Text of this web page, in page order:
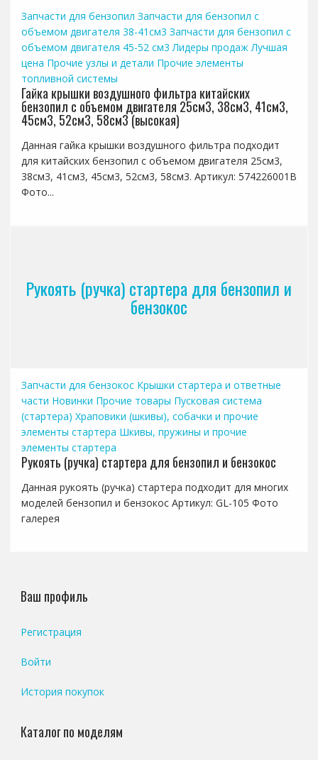
Запчасти для бензопил Запчасти для бензопил с
объемом двигателя 38-41см3 Запчасти для бензопил с
объемом двигателя 45-52 см3 Лидеры продаж Лучшая
цена Прочие узлы и детали Прочие элементы
топливной системы
Гайка крышки воздушного фильтра китайских
бензопил с объемом двигателя 25см3, 38см3, 41см3,
45см3, 52см3, 58см3 (высокая)
Данная гайка крышки воздушного фильтра подходит
для китайских бензопил с объемом двигателя 25см3,
38см3, 41см3, 45см3, 52см3, 58см3. Артикул: 574226001B
Фото...
Рукоять (ручка) стартера для бензопил и
бензокос
Запчасти для бензокос Крышки стартера и ответные
части Новинки Прочие товары Пусковая система
(стартера) Храповики (шкивы), собачки и прочие
элементы стартера Шкивы, пружины и прочие
элементы стартера
Рукоять (ручка) стартера для бензопил и бензокос
Данная рукоять (ручка) стартера подходит для многих
моделей бензопил и бензокос Артикул: GL-105 Фото
галерея
Ваш профиль
Регистрация
Войти
История покупок
Каталог по моделям